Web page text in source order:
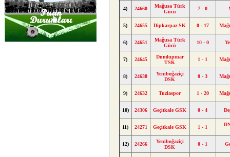
4) 24660
Mağusa Türk
Gücü
7 - 0
5) 24655 Dipkarpaz SK 0 - 17
6) 24651
Mağusa Türk
Gücü
10 - 0
7) 24645
Dumlupınar
TSK
1 - 1
8) 24638
Yeniboğaziçi
DSK
0 - 3
9) 24632 Tuzlaspor 1 - 20
10) 24306 Geçitkale GSK 0 - 4
11) 24271 Geçitkale GSK 1 - 1
12) 24266
Yeniboğaziçi
DSK
0 - 1